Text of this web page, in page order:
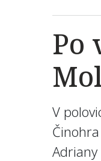
Po
V
Adriany